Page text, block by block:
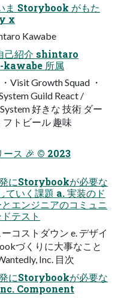
Storybook がもた
x
Kawabe
紹介 shintaro
所属
Visit Growth Squad ・
Guild React /
好きな 技術 ダー
フトビール 趣味
ス 🎉 © 2023
にStorybookが必要な
いく課題 a. 実装のド
エンジニアのコミュニ
テスト
コストダウン e. デザイ
づくりに大事なこと
Inc. 目次
にStorybookが必要な
Component